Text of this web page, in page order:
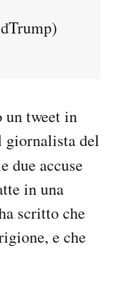
un tweet in
giornalista del
due accuse
in una
scritto che
e che